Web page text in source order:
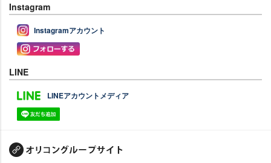
Instagram
Instagramアカウント
LINE
LINEアカウントメディア